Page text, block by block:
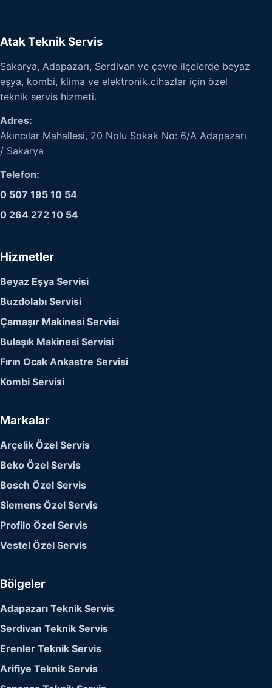
Atak Teknik Servis
Sakarya, Adapazarı, Serdivan ve çevre ilçelerde beyaz
eşya, kombi, klima ve elektronik cihazlar için özel
teknik servis hizmeti.
Adres:
Akıncılar Mahallesi, 20 Nolu Sokak No: 6/A Adapazarı
/ Sakarya
Telefon:
0 507 195 10 54
0 264 272 10 54
Hizmetler
Beyaz Eşya Servisi
Buzdolabı Servisi
Çamaşır Makinesi Servisi
Bulaşık Makinesi Servisi
Fırın Ocak Ankastre Servisi
Kombi Servisi
Markalar
Arçelik Özel Servis
Beko Özel Servis
Bosch Özel Servis
Siemens Özel Servis
Profilo Özel Servis
Vestel Özel Servis
Bölgeler
Adapazarı Teknik Servis
Serdivan Teknik Servis
Erenler Teknik Servis
Arifiye Teknik Servis